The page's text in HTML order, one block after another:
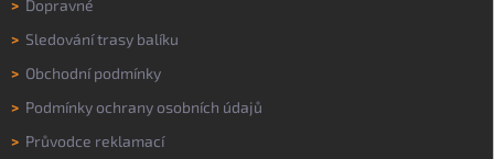
> Dopravné
> Sledování trasy balíku
> Obchodní podmínky
> Podmínky ochrany osobních údajů
> Průvodce reklamací